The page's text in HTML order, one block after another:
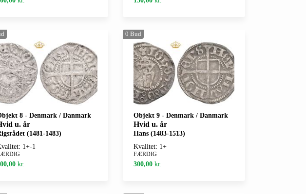
8 -Denmark / Danmark
u. år
(1481-1483)
1+-1
kr.
0 Bud
Objekt 9 -Denmark / Danmark
Hvid u. år
Hans (1483-1513)
Kvalitet: 1+
FÆRDIG
300,00kr.